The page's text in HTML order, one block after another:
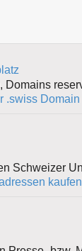
Domains
.swiss
Schweizer